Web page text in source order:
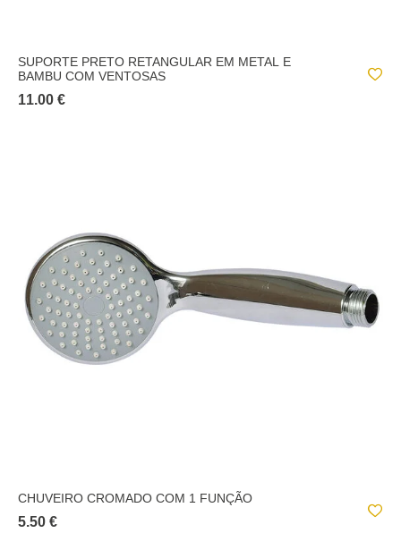
SUPORTE PRETO RETANGULAR EM METAL E
BAMBU COM VENTOSAS
11.00 €
CHUVEIRO CROMADO COM 1 FUNÇÃO
5.50 €